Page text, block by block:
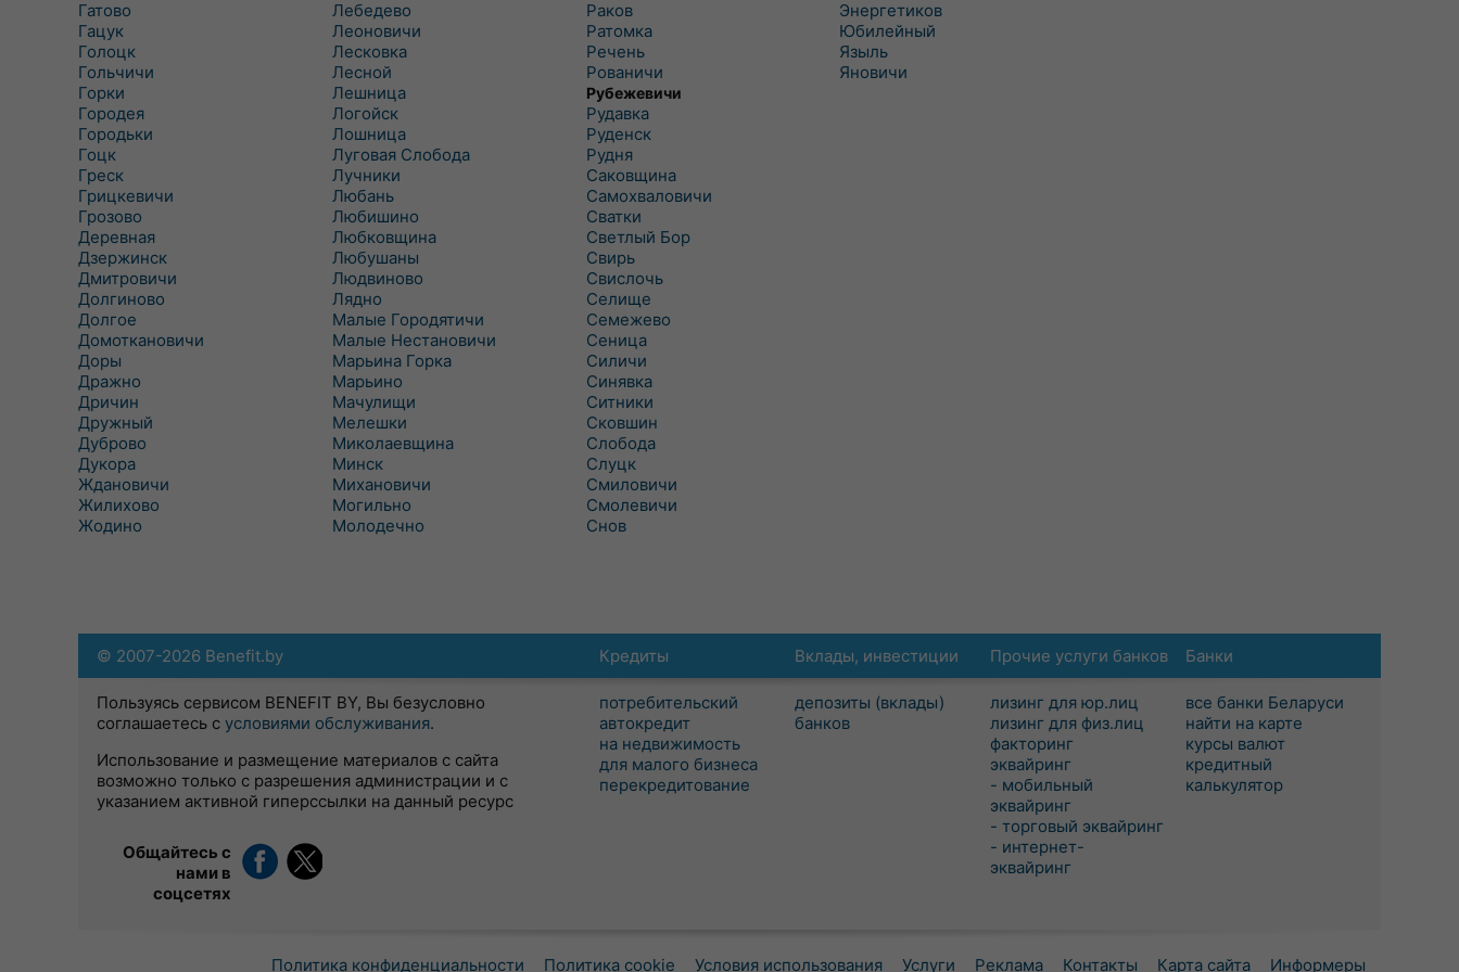
Гатово
Гацук
Голоцк
Гольчичи
Горки
Городея
Городьки
Гоцк
Греск
Грицкевичи
Грозово
Деревная
Дзержинск
Дмитровичи
Долгиново
Долгое
Домоткановичи
Доры
Дражно
Дричин
Дружный
Дуброво
Дукора
Ждановичи
Жилихово
Жодино
Лебедево
Леоновичи
Лесковка
Лесной
Лешница
Логойск
Лошница
Луговая Слобода
Лучники
Любань
Любишино
Любковщина
Любушаны
Людвиново
Лядно
Малые Городятичи
Малые Нестановичи
Марьина Горка
Марьино
Мачулищи
Мелешки
Миколаевщина
Минск
Михановичи
Могильно
Молодечно
Раков
Ратомка
Речень
Рованичи
Рубежевичи
Рудавка
Руденск
Рудня
Саковщина
Самохваловичи
Сватки
Светлый Бор
Свирь
Свислочь
Селище
Семежево
Сеница
Силичи
Синявка
Ситники
Сковшин
Слобода
Слуцк
Смиловичи
Смолевичи
Снов
Энергетиков
Юбилейный
Языль
Яновичи
Кредиты
потребительский
автокредит
на недвижимость
для малого бизнеса
перекредитование
Вклады, инвестиции
депозиты (вклады)
банков
Прочие услуги банков
лизинг для юр.лиц
лизинг для физ.лиц
факторинг
эквайринг
- мобильный
эквайринг
- торговый эквайринг
- интернет-
эквайринг
Банки
все банки Беларуси
найти на карте
курсы валют
кредитный
калькулятор
© 2007-2026 Benefit.by
Пользуясь сервисом BENEFIT BY, Вы безусловно
соглашаетесь с условиями обслуживания.
Использование и размещение материалов с сайта
возможно только с разрешения администрации и с
указанием активной гиперссылки на данный ресурс
Общайтесь с
нами в
соцсетях
Политика конфиденциальности Политика cookie Условия использования Услуги Реклама Контакты Карта сайта Информеры